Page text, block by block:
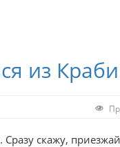
из Краби
скажу,